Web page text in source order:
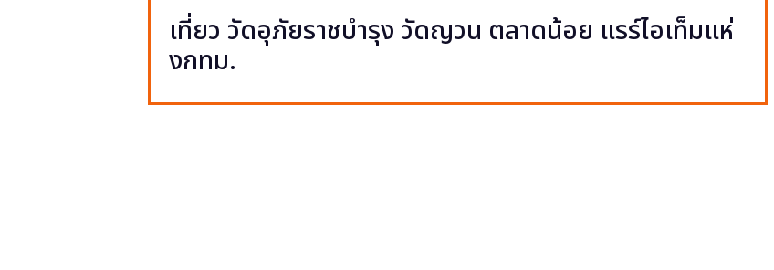
เที่ยว วัดอุภัยราชบำรุง วัดญวน ตลาดน้อย แรร์ไอเท็มแห่
งกทม.